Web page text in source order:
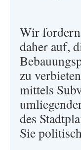
Wir fordern
daher auf,
zu
mittels
des
Sie